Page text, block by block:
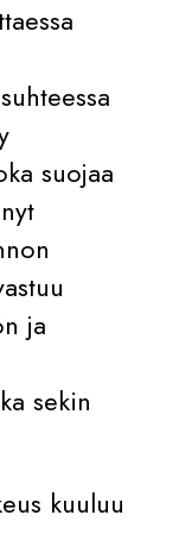
suojaa
ja
sekin
kuuluu